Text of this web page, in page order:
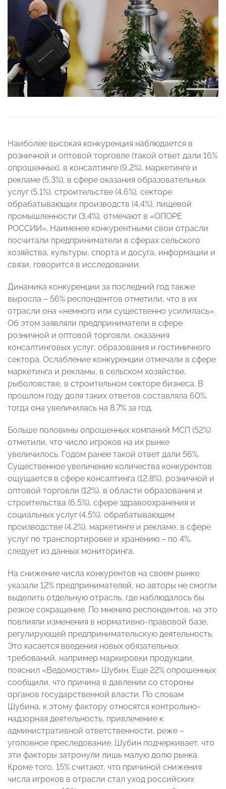
Наиболее высокая конкуренция наблюдается в
розничной и оптовой торговле (такой ответ дали 16%
опрошенных), в консалтинге (9,2%), маркетинге и
рекламе (5,3%), в сфере оказания образовательных
услуг (5,1%), строительстве (4,6%), секторе
обрабатывающих производств (4,4%), пищевой
промышленности (3,4%), отмечают в «ОПОРЕ
РОССИИ». Наименее конкурентными свои отрасли
посчитали предприниматели в сферах сельского
хозяйства, культуры, спорта и досуга, информации и
связи, говорится в исследовании.
Динамика конкуренции за последний год также
выросла – 56% респондентов отметили, что в их
отрасли она «немного или существенно усилилась».
Об этом заявляли предприниматели в сфере
розничной и оптовой торговли, оказания
консалтинговых услуг, образования и гостиничного
сектора. Ослабление конкуренции отмечали в сфере
маркетинга и рекламы, в сельском хозяйстве,
рыболовстве, в строительном секторе бизнеса. В
прошлом году доля таких ответов составляла 60%,
тогда она увеличилась на 8,7% за год.
Больше половины опрошенных компаний МСП (52%)
отметили, что число игроков на их рынке
увеличилось. Годом ранее такой ответ дали 56%.
Существенное увеличение количества конкурентов
ощущается в сфере консалтинга (12,8%), розничной и
оптовой торговли (12%), в области образования и
строительства (6,5%), сфере здравоохранения и
социальных услуг (4,5%), обрабатывающем
производстве (4,2%), маркетинге и рекламе, в сфере
услуг по транспортировке и хранению – по 4%,
следует из данных мониторинга.
На снижение числа конкурентов на своем рынке
указали 12% предпринимателей, но авторы не смогли
выделить отдельную отрасль, где наблюдалось бы
резкое сокращение. По мнению респондентов, на это
повлияли изменения в нормативно-правовой базе,
регулирующей предпринимательскую деятельность.
Это касается введения новых обязательных
требований, например маркировки продукции,
пояснил «Ведомостям» Шубин. Еще 22% опрошенных
сообщили, что причина в давлении со стороны
органов государственной власти. По словам
Шубина, к этому фактору относятся контрольно-
надзорная деятельность, привлечение к
административной ответственности, реже –
уголовное преследование. Шубин подчеркивает, что
эти факторы затронули лишь малую долю рынка.
Кроме того, 15% считают, что причиной снижения
числа игроков в отрасли стал уход российских